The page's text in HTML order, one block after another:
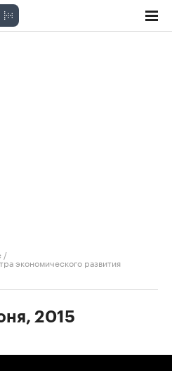
/
экономического развития
2015